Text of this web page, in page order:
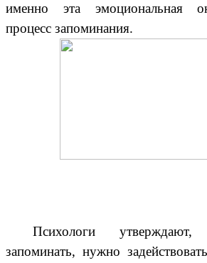
именно эта эмоциональная
процесс запоминания.
Психологи
запоминать, нужно